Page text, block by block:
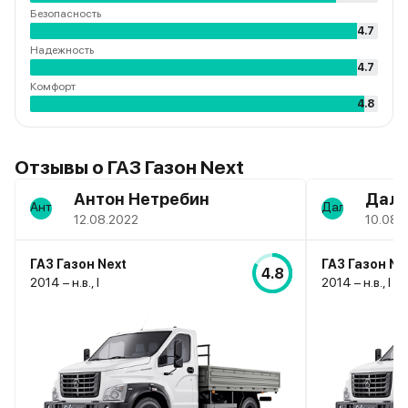
и еще 11 опций
4 860 000 ₽
4 850 000 ₽
ГАЗ • Газон Next
Безопасность
4.7
Надежность
4.7
Комфорт
4.8
Отзывы о ГАЗ Газон Next
Антон Нетребин
12.08.2022
ГАЗ Газон Next
2014 – н.в., I
4.8
ГАЗ Газон
2014 – н.в., I